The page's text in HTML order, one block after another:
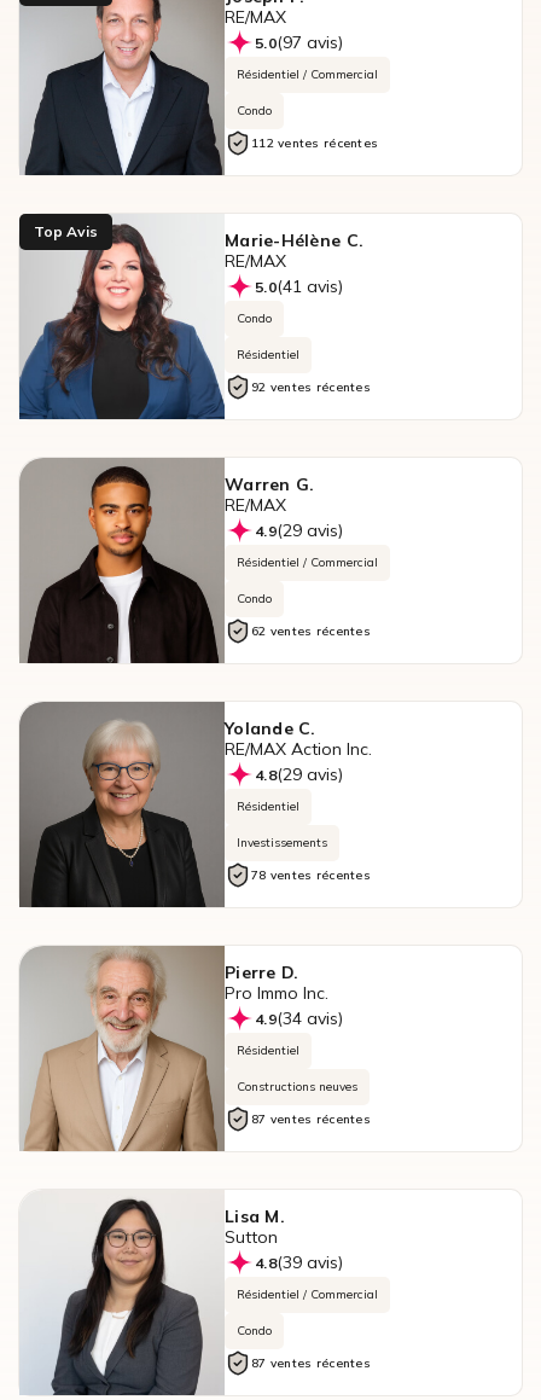
RE/MAX
5.0(97 avis)
Résidentiel / Commercial
Condo
112 ventes récentes
Marie-Hélène C.
RE/MAX
5.0(41 avis)
Condo
Résidentiel
92 ventes récentes
Top Avis
Warren G.
RE/MAX
4.9(29 avis)
Résidentiel / Commercial
Condo
62 ventes récentes
Yolande C.
RE/MAX Action Inc.
4.8(29 avis)
Résidentiel
Investissements
78 ventes récentes
Pierre D.
Pro Immo Inc.
4.9(34 avis)
Résidentiel
Constructions neuves
87 ventes récentes
Lisa M.
Sutton
4.8(39 avis)
Résidentiel / Commercial
Condo
87 ventes récentes